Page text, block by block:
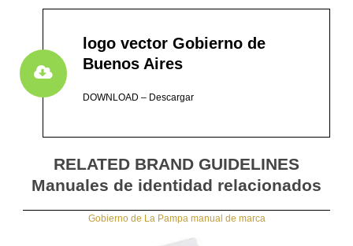
logo vector Gobierno de
Buenos Aires
DOWNLOAD – Descargar
RELATED BRAND GUIDELINES
Manuales de identidad relacionados
Gobierno de La Pampa manual de marca